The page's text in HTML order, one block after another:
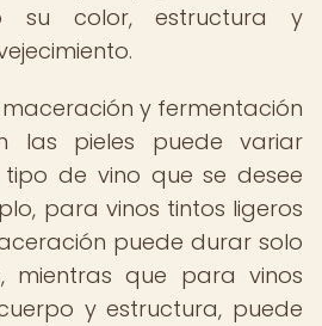
color, estructura y
y fermentación
las pieles puede variar
de vino que se desee
para vinos tintos ligeros
puede durar solo
mientras que para vinos
y estructura, puede